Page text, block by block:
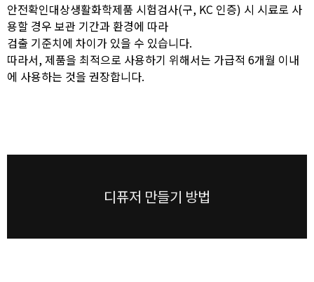
안전확인대상생활화학제품 시험검사(구, KC 인증) 시 시료로 사
용할 경우 보관 기간과 환경에 따라
검출 기준치에 차이가 있을 수 있습니다.
따라서, 제품을 최적으로 사용하기 위해서는 가급적 6개월 이내
에 사용하는 것을 권장합니다.
디퓨저 만들기 방법